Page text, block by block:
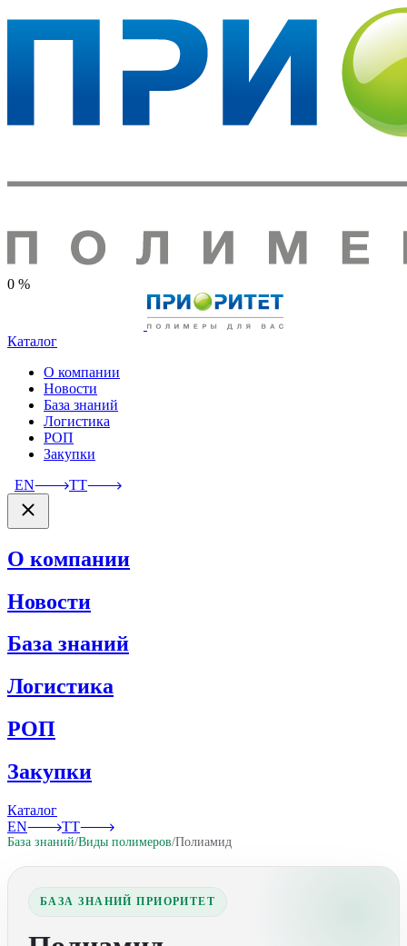
0 %
Каталог
О компании
Новости
База знаний
Логистика
РОП
Закупки
EN
TT
О компании
Новости
База знаний
Логистика
РОП
Закупки
Каталог
EN
TT
База знаний/Виды полимеров/Полиамид
БАЗА ЗНАНИЙ ПРИОРИТЕТ